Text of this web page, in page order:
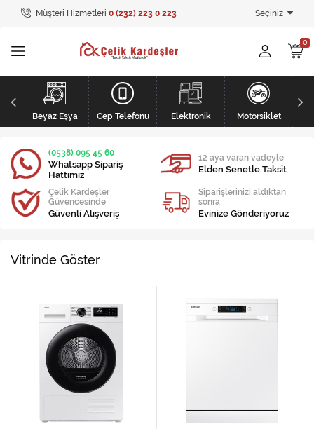
Müşteri Hizmetleri 0 (232) 223 0 223 Seçiniz
Tüm Kategoriler
Ev Tekstili
GİYİM
Kişisel Bakım
Elektronik
Beyaz Eşya
Cep Telefonu Elektronik Motorsiklet
(0538) 095 45 60
Whatsapp Sipariş
Hattımız
12 aya varan vadeyle
Elden Senetle Taksit
Çelik Kardeşler
Güvencesinde
Güvenli Alışveriş
Siparişlerinizi aldıktan
sonra
Evinize Gönderiyoruz
Vitrinde Göster